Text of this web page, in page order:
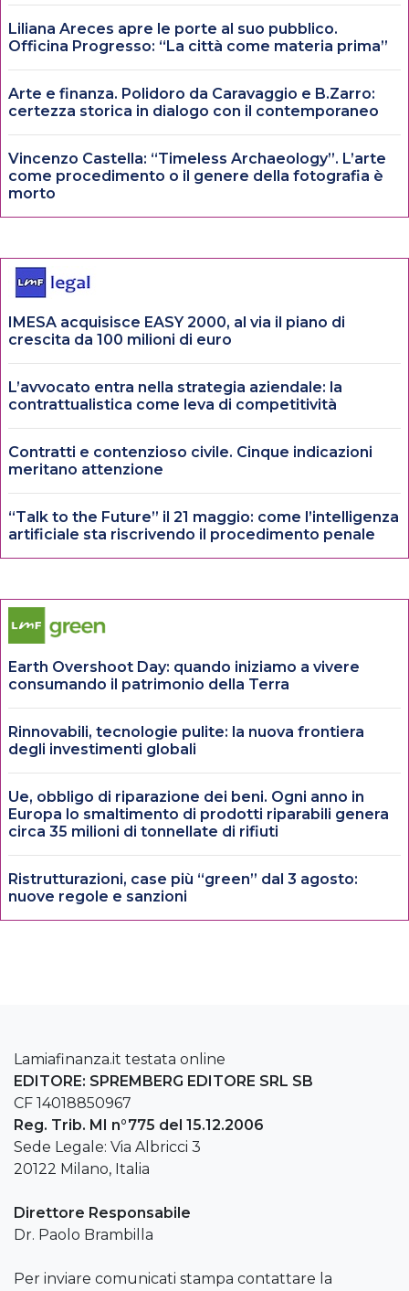
Liliana Areces apre le porte al suo pubblico.
Officina Progresso: “La città come materia prima”
Arte e finanza. Polidoro da Caravaggio e B.Zarro:
certezza storica in dialogo con il contemporaneo
Vincenzo Castella: “Timeless Archaeology”. L’arte
come procedimento o il genere della fotografia è
morto
IMESA acquisisce EASY 2000, al via il piano di
crescita da 100 milioni di euro
L’avvocato entra nella strategia aziendale: la
contrattualistica come leva di competitività
Contratti e contenzioso civile. Cinque indicazioni
meritano attenzione
“Talk to the Future” il 21 maggio: come l’intelligenza
artificiale sta riscrivendo il procedimento penale
Earth Overshoot Day: quando iniziamo a vivere
consumando il patrimonio della Terra
Rinnovabili, tecnologie pulite: la nuova frontiera
degli investimenti globali
Ue, obbligo di riparazione dei beni. Ogni anno in
Europa lo smaltimento di prodotti riparabili genera
circa 35 milioni di tonnellate di rifiuti
Ristrutturazioni, case più “green” dal 3 agosto:
nuove regole e sanzioni
Lamiafinanza.it testata online
EDITORE: SPREMBERG EDITORE SRL SB
CF 14018850967
Reg. Trib. MI n°775 del 15.12.2006
Sede Legale: Via Albricci 3
20122 Milano, Italia
Direttore Responsabile
Dr. Paolo Brambilla
Per inviare comunicati stampa contattare la